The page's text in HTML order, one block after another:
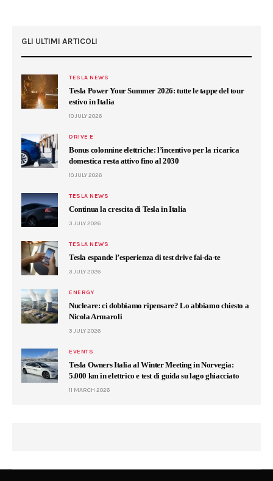
GLI ULTIMI ARTICOLI
TESLA NEWS
Tesla Power Your Summer 2026: tutte le tappe del tour
estivo in Italia
10 JULY 2026
DRIVE E
Bonus colonnine elettriche: l’incentivo per la ricarica
domestica resta attivo fino al 2030
10 JULY 2026
TESLA NEWS
Continua la crescita di Tesla in Italia
3 JULY 2026
TESLA NEWS
Tesla espande l’esperienza di test drive fai-da-te
3 JULY 2026
ENERGY
Nucleare: ci dobbiamo ripensare? Lo abbiamo chiesto a
Nicola Armaroli
3 JULY 2026
EVENTS
Tesla Owners Italia al Winter Meeting in Norvegia:
5.000 km in elettrico e test di guida su lago ghiacciato
11 MARCH 2026